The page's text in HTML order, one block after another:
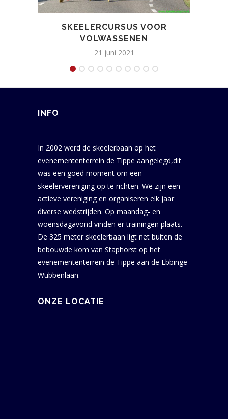
SKEELERCURSUS VOOR
VOLWASSENEN
21 juni 2021
INFO
In 2002 werd de skeelerbaan op het
evenemententerrein de Tippe aangelegd,dit
was een goed moment om een
skeelervereniging op te richten. We zijn een
actieve vereniging en organiseren elk jaar
diverse wedstrijden. Op maandag- en
woensdagavond vinden er trainingen plaats.
De 325 meter skeelerbaan ligt net buiten de
bebouwde kom van Staphorst op het
evenemententerrein de Tippe aan de Ebbinge
Wubbenlaan.
ONZE LOCATIE